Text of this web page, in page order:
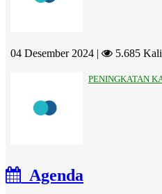
04 Desember 2024 | 5.685 Kali
PENINGKATAN
Agenda